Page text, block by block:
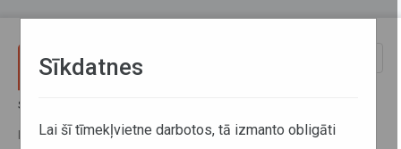
Sākums
kvalitātes prasības reģionālajam sabiedriskajam transportam
Sīkdatnes
Lai šī tīmekļvietne darbotos, tā izmanto obligāti